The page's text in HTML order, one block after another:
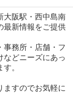
大阪駅・西中島南
最新情報をご提供
事務所・店舗・フ
などニーズにあっ
。
ますのでお気軽に